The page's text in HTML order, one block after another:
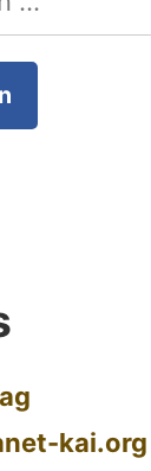
kai.org